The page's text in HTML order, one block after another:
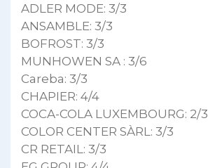
ADLER MODE: 3/3
ANSAMBLE: 3/3
BOFROST: 3/3
MUNHOWEN SA : 3/6
Careba: 3/3
CHAPIER: 4/4
COCA-COLA LUXEMBOURG: 2/3
COLOR CENTER SÀRL: 3/3
CR RETAIL: 3/3